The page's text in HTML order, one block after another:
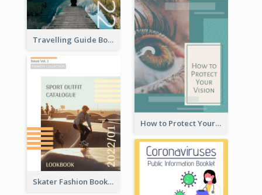
Travelling Guide Booklet
How to Protect Your Vision Booklet
Skater Fashion Booklet